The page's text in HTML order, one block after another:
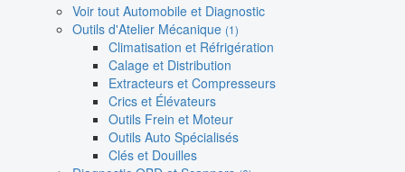
Voir tout Automobile et Diagnostic
Outils d'Atelier Mécanique (1)
Climatisation et Réfrigération
Calage et Distribution
Extracteurs et Compresseurs
Crics et Élévateurs
Outils Frein et Moteur
Outils Auto Spécialisés
Clés et Douilles